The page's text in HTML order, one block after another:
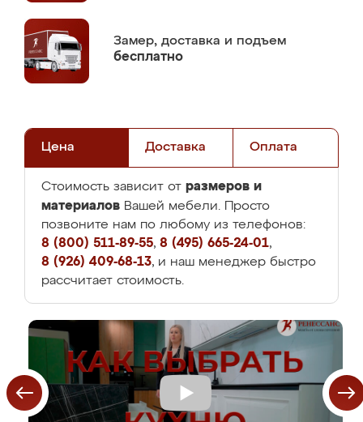
Замер, доставка и подъем
бесплатно
Цена Доставка Оплата
Стоимость зависит от размеров и
материалов Вашей мебели. Просто
позвоните нам по любому из телефонов:
8 (800) 511-89-55, 8 (495) 665-24-01,
8 (926) 409-68-13, и наш менеджер быстро
рассчитает стоимость.